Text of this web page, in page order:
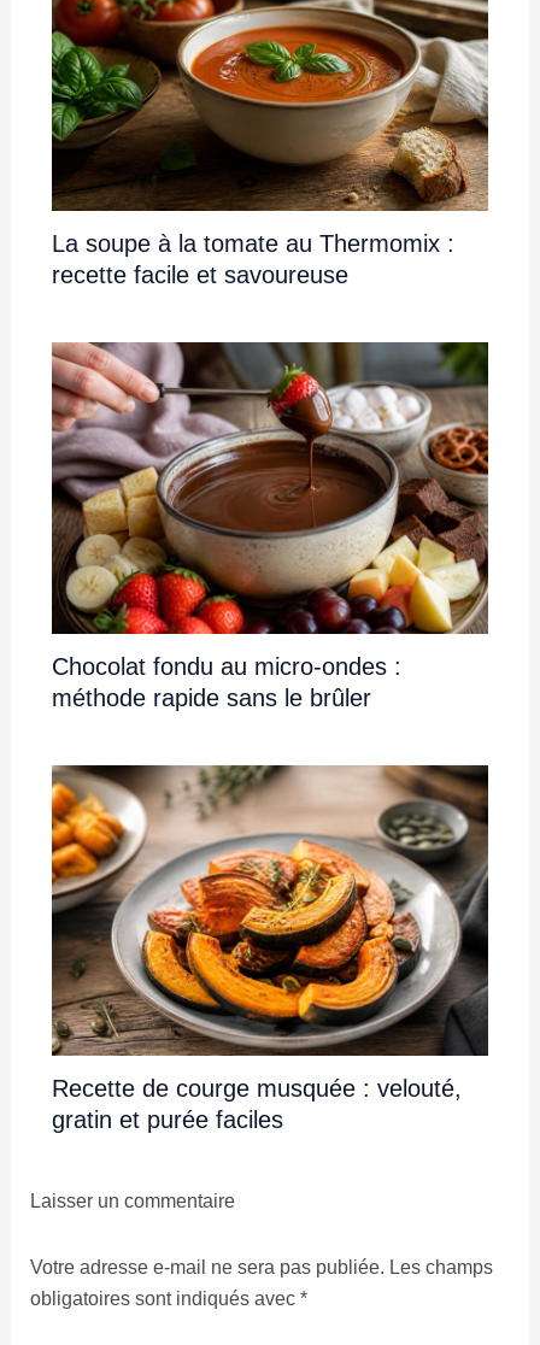
La soupe à la tomate au Thermomix :
recette facile et savoureuse
Chocolat fondu au micro-ondes :
méthode rapide sans le brûler
Recette de courge musquée : velouté,
gratin et purée faciles
Laisser un commentaire
Votre adresse e-mail ne sera pas publiée. Les champs
obligatoires sont indiqués avec *